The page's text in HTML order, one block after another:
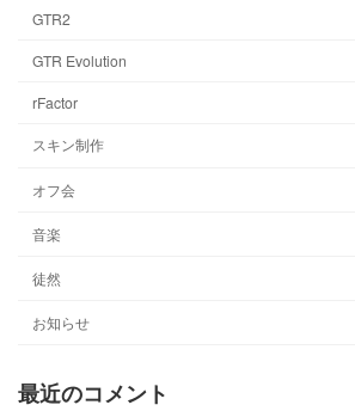
GTR2
GTR Evolution
rFactor
スキン制作
オフ会
音楽
徒然
お知らせ
最近のコメント